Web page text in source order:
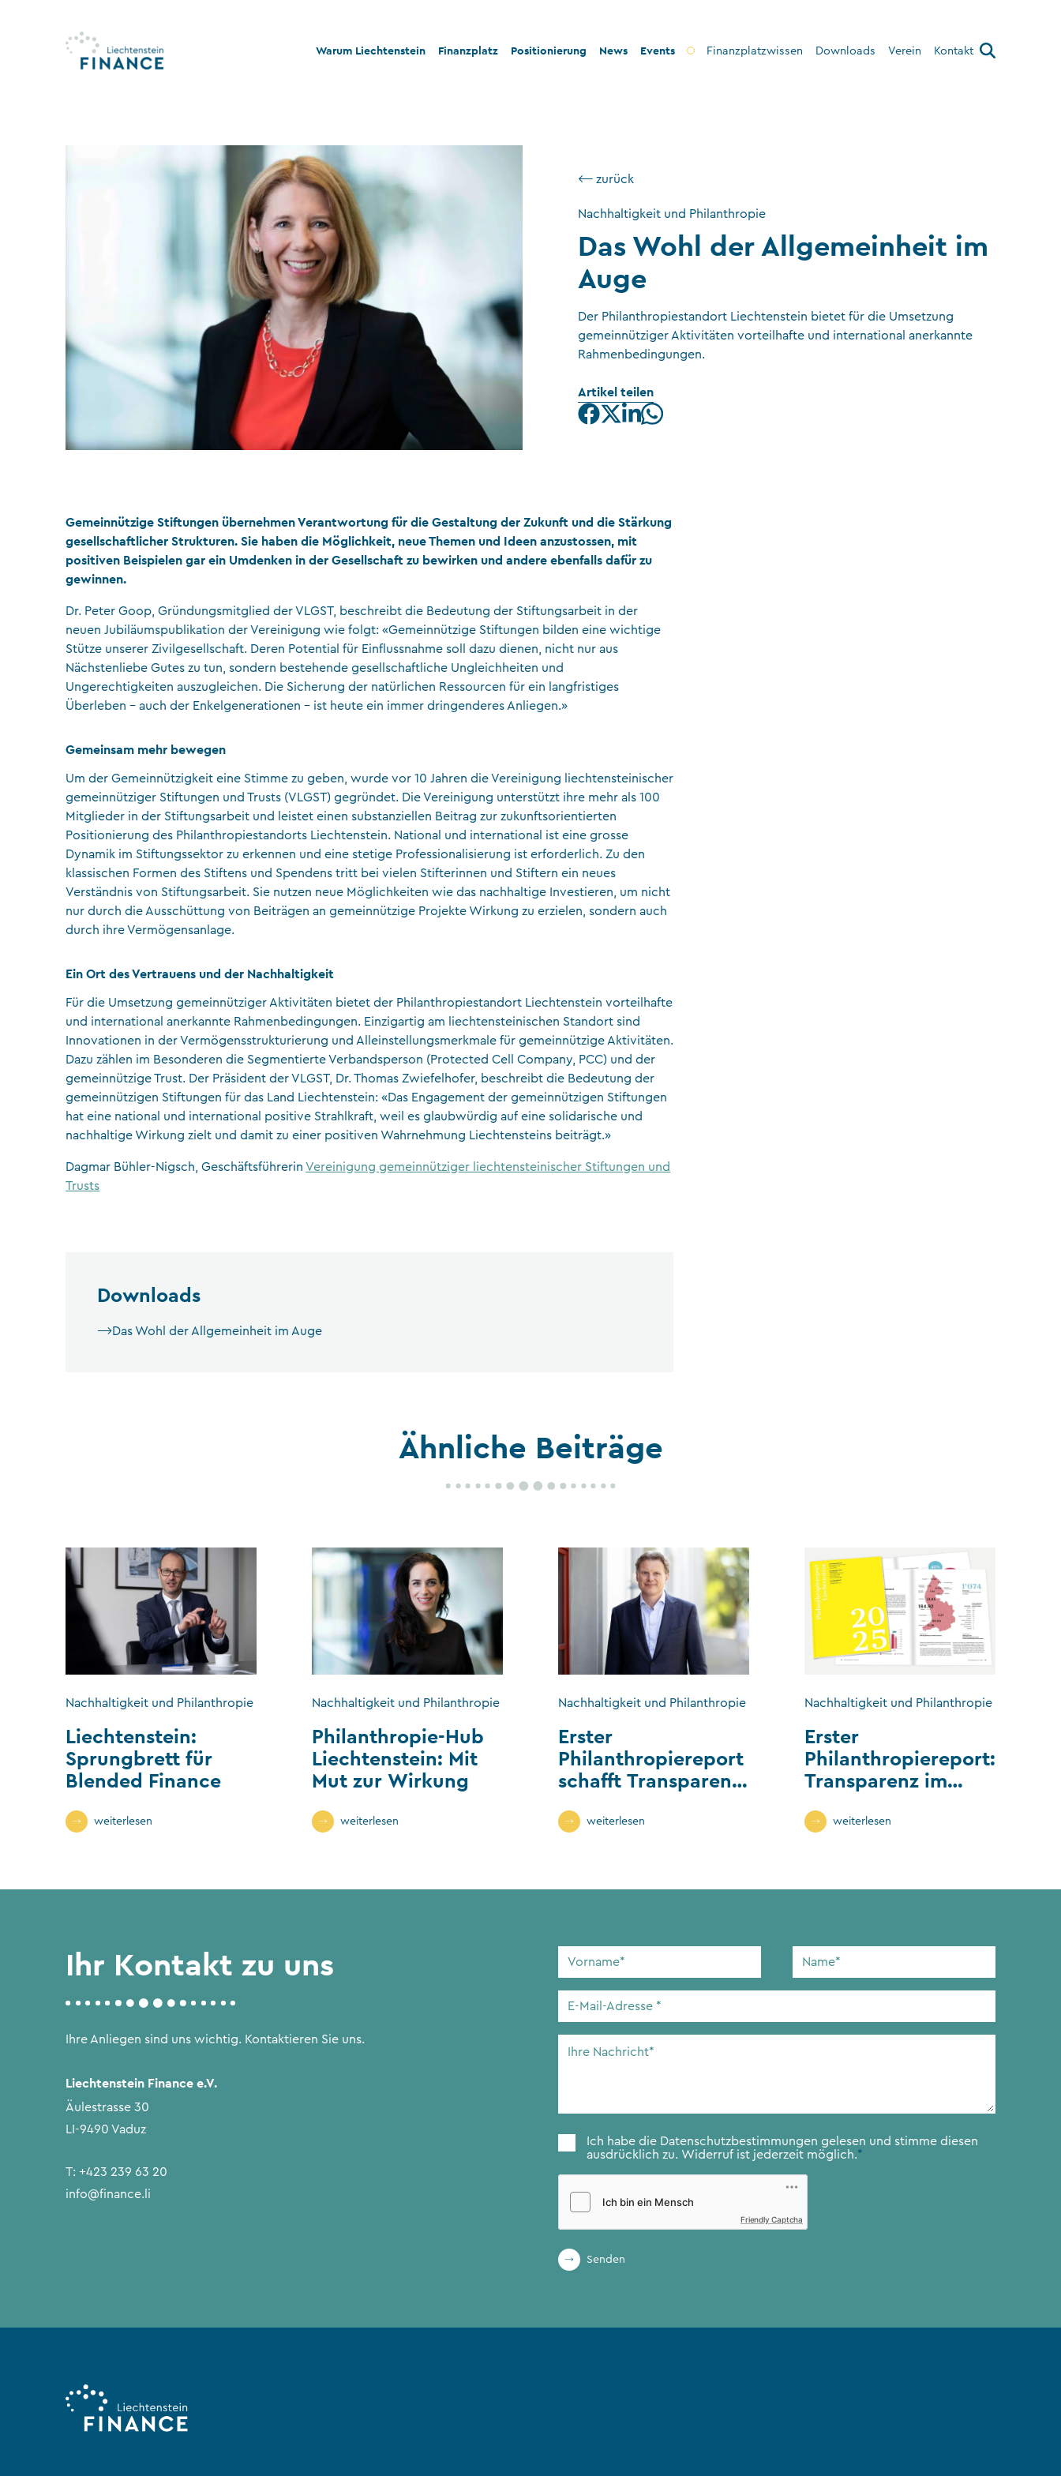
Warum Liechtenstein
Stabilität und Rechtssicherheit
Rechts- und Steuerkonformität
Nachhaltigkeit und Philanthropie
Stiftungswesen
Finanzplatz
Treuhandsektor
Wirtschaftsprüfung
VT-Dienstleistungen
Versicherungsvermittler
CFA Society Liechtenstein
Rechtsanwälte
Positionierung
Stabilität und Sicherheit
News Events Finanzplatzwissen Downloads Verein Kontakt
⟵ zurück
Nachhaltigkeit und Philanthropie
Das Wohl der Allgemeinheit im
Auge
Der Philanthropiestandort Liechtenstein bietet für die Umsetzung
gemeinnütziger Aktivitäten vorteilhafte und international anerkannte
Rahmenbedingungen.
Artikel teilen
Gemeinnützige Stiftungen übernehmen Verantwortung für die Gestaltung der Zukunft und die Stärkung
gesellschaftlicher Strukturen. Sie haben die Möglichkeit, neue Themen und Ideen anzustossen, mit
positiven Beispielen gar ein Umdenken in der Gesellschaft zu bewirken und andere ebenfalls dafür zu
gewinnen.
Dr. Peter Goop, Gründungsmitglied der VLGST, beschreibt die Bedeutung der Stiftungsarbeit in der
neuen Jubiläumspublikation der Vereinigung wie folgt: «Gemeinnützige Stiftungen bilden eine wichtige
Stütze unserer Zivilgesellschaft. Deren Potential für Einflussnahme soll dazu dienen, nicht nur aus
Nächstenliebe Gutes zu tun, sondern bestehende gesellschaftliche Ungleichheiten und
Ungerechtigkeiten auszugleichen. Die Sicherung der natürlichen Ressourcen für ein langfristiges
Überleben – auch der Enkelgenerationen – ist heute ein immer dringenderes Anliegen.»
Gemeinsam mehr bewegen
Um der Gemeinnützigkeit eine Stimme zu geben, wurde vor 10 Jahren die Vereinigung liechtensteinischer
gemeinnütziger Stiftungen und Trusts (VLGST) gegründet. Die Vereinigung unterstützt ihre mehr als 100
Mitglieder in der Stiftungsarbeit und leistet einen substanziellen Beitrag zur zukunftsorientierten
Positionierung des Philanthropiestandorts Liechtenstein. National und international ist eine grosse
Dynamik im Stiftungssektor zu erkennen und eine stetige Professionalisierung ist erforderlich. Zu den
klassischen Formen des Stiftens und Spendens tritt bei vielen Stifterinnen und Stiftern ein neues
Verständnis von Stiftungsarbeit. Sie nutzen neue Möglichkeiten wie das nachhaltige Investieren, um nicht
nur durch die Ausschüttung von Beiträgen an gemeinnützige Projekte Wirkung zu erzielen, sondern auch
durch ihre Vermögensanlage.
Ein Ort des Vertrauens und der Nachhaltigkeit
Für die Umsetzung gemeinnütziger Aktivitäten bietet der Philanthropiestandort Liechtenstein vorteilhafte
und international anerkannte Rahmenbedingungen. Einzigartig am liechtensteinischen Standort sind
Innovationen in der Vermögensstrukturierung und Alleinstellungsmerkmale für gemeinnützige Aktivitäten.
Dazu zählen im Besonderen die Segmentierte Verbandsperson (Protected Cell Company, PCC) und der
gemeinnützige Trust. Der Präsident der VLGST, Dr. Thomas Zwiefelhofer, beschreibt die Bedeutung der
gemeinnützigen Stiftungen für das Land Liechtenstein: «Das Engagement der gemeinnützigen Stiftungen
hat eine national und international positive Strahlkraft, weil es glaubwürdig auf eine solidarische und
nachhaltige Wirkung zielt und damit zu einer positiven Wahrnehmung Liechtensteins beiträgt.»
Dagmar Bühler-Nigsch, GeschäftsführerinVereinigung gemeinnütziger liechtensteinischer Stiftungen und
Trusts
Downloads
Das Wohl der Allgemeinheit im Auge
Ähnliche Beiträge
Nachhaltigkeit und Philanthropie
Liechtenstein:
Sprungbrett für
Blended Finance
weiterlesen
Nachhaltigkeit und Philanthropie
Philanthropie-Hub
Liechtenstein: Mit
Mut zur Wirkung
weiterlesen
Nachhaltigkeit und Philanthropie
Erster
Philanthropiereport
schafft Transparenz
weiterlesen
Nachhaltigkeit und Philanthropie
Erster
Philanthropiereport:
Transparenz im
Vereinswesen
weiterlesen
Ihr Kontakt zu uns
Ihre Anliegen sind uns wichtig. Kontaktieren Sie uns.
Liechtenstein Finance e.V.
Äulestrasse 30
LI-9490 Vaduz
T: +423 239 63 20
info@finance.li
Vorname Name
E-
Adresse*
Zustimmung*
Ich habe die Datenschutzbestimmungen gelesen und stimme diesen
ausdrücklich zu. Widerruf ist jederzeit möglich.*
Friendly Captcha
Senden